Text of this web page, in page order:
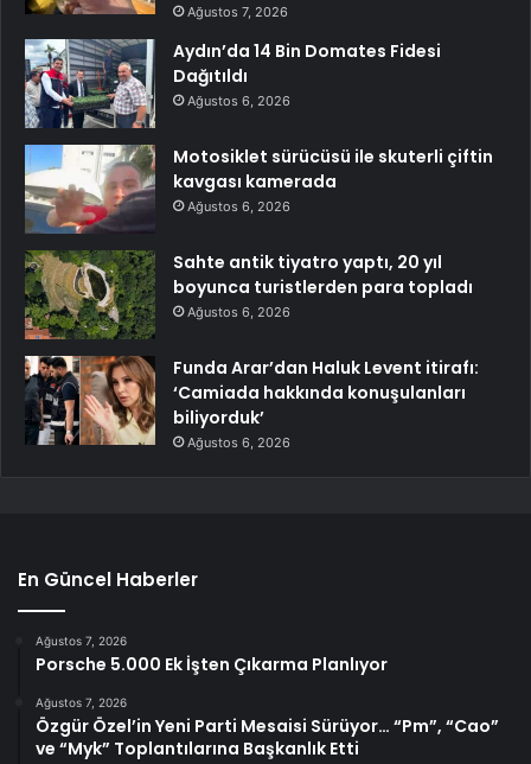
Ağustos 7, 2026
Aydın’da 14 Bin Domates Fidesi
Dağıtıldı
Ağustos 6, 2026
Motosiklet sürücüsü ile skuterli çiftin
kavgası kamerada
Ağustos 6, 2026
Sahte antik tiyatro yaptı, 20 yıl
boyunca turistlerden para topladı
Ağustos 6, 2026
Funda Arar’dan Haluk Levent itirafı:
‘Camiada hakkında konuşulanları
biliyorduk’
Ağustos 6, 2026
En Güncel Haberler
Ağustos 7, 2026
Porsche 5.000 Ek İşten Çıkarma Planlıyor
Ağustos 7, 2026
Özgür Özel’in Yeni Parti Mesaisi Sürüyor… “Pm”, “Cao”
ve “Myk” Toplantılarına Başkanlık Etti